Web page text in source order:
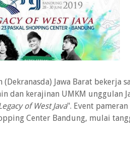
Jawa Barat bekerja
dan kerajinan UMKM unggulan
of West Java". Event
Center Bandung, mulai